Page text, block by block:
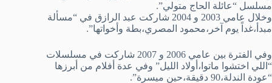
مسلسل “عائلة الحاج متولي”.
وخلال عامي 2003 و 2004 شاركت عبد الرازق في “مسألة
مبدأ،غداً يوم آخر،محمود المصري،بطة وأخواتها”.
وفي الفترة بين عامي 2006 و 2007 شاركت في مسلسلات
“اللي اختشوا ماتوا،أولاد الليل” وفي عدة أفلام من أبرزها
“عودة الندلة،90 دقيقة،حين ميسرة”.